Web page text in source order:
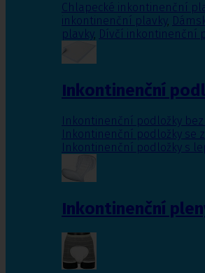
Chlapecké inkontinenční
inkontinenční plavky,
plavky, Dívčí inkontinenční
Inkontinenční
Inkontinenční podložky
Inkontinenční podložky se
Inkontinenční podložky s
Inkontinenční